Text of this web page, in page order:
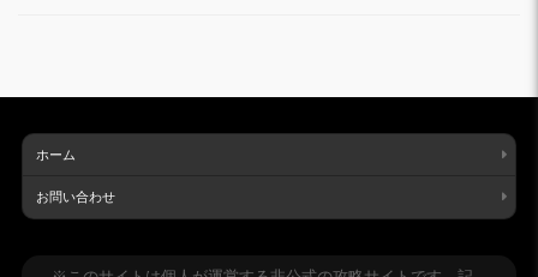
ホーム
お問い合わせ